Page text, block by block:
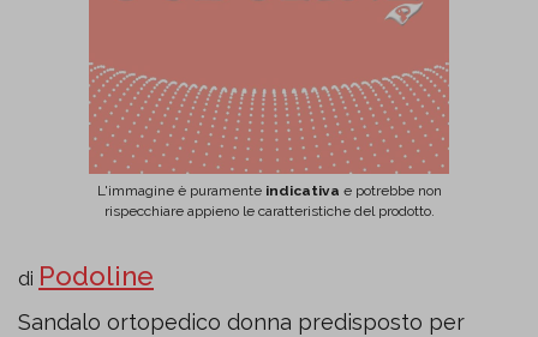
L'immagine è puramente indicativa e potrebbe non
rispecchiare appieno le caratteristiche del prodotto.
di Podoline
Sandalo ortopedico donna predisposto per